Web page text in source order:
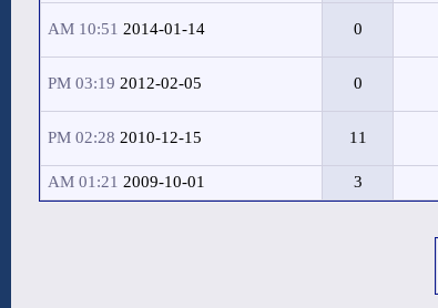
0
2014-01-14
10:51 AM
0
2012-02-05
03:19 PM
11
2010-12-15
02:28 PM
3
2009-10-01
01:21 AM